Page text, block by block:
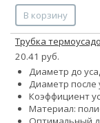
В корзину
Трубка
20.41 руб.
Диаметр до
Диаметр после
Коэффициент
Материал: